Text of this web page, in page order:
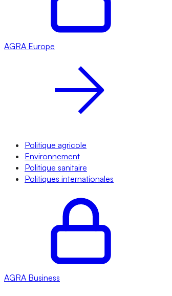
AGRA Europe
Politique agricole
Environnement
Politique sanitaire
Politiques internationales
AGRA Business